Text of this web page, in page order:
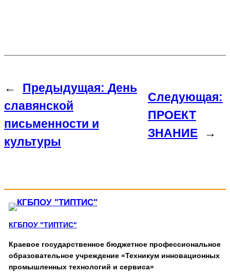
← Предыдущая: День
славянской
письменности и
культуры
Следующая:
ПРОЕКТ
ЗНАНИЕ
→
КГБПОУ "ТИПТИС"
Краевое государственное бюджетное профессиональное
образовательное учреждение «Техникум инновационных
промышленных технологий и сервиса»